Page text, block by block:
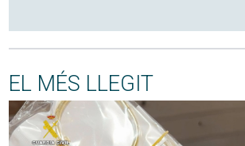
EL MÉS LLEGIT